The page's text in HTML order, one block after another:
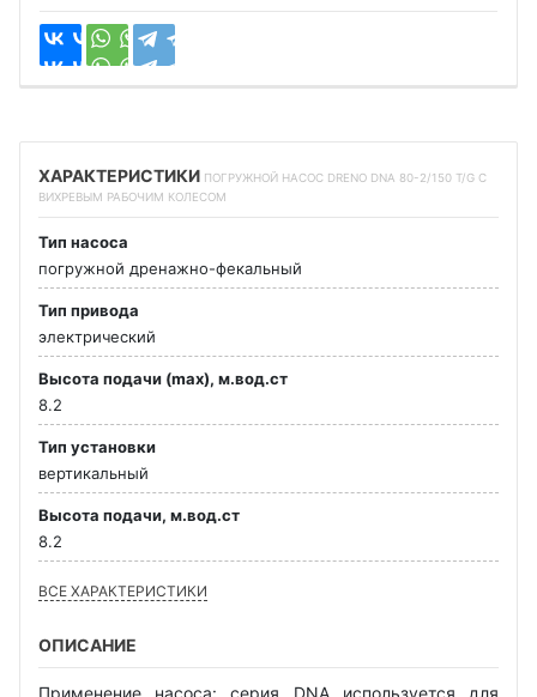
ХАРАКТЕРИСТИКИ ПОГРУЖНОЙ НАСОС DRENO DNA 80-2/150 T/G С
ВИХРЕВЫМ РАБОЧИМ КОЛЕСОМ
Тип насоса
погружной дренажно-фекальный
Тип привода
электрический
Высота подачи (max), м.вод.ст
8.2
Тип установки
вертикальный
Высота подачи, м.вод.ст
8.2
ВСЕ ХАРАКТЕРИСТИКИ
ОПИСАНИЕ
Применение насоса: серия DNA используется для